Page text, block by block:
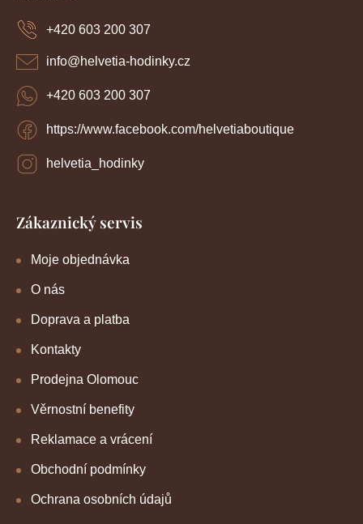
info@helvetia-hodinky.cz
+420 603 200 307
https://www.facebook.com/helvetiaboutique
helvetia_hodinky
+420 603 200 307
Zákaznický servis
Moje objednávka
O nás
Doprava a platba
Kontakty
Prodejna Olomouc
Věrnostní benefity
Reklamace a vrácení
Obchodní podmínky
Ochrana osobních údajů